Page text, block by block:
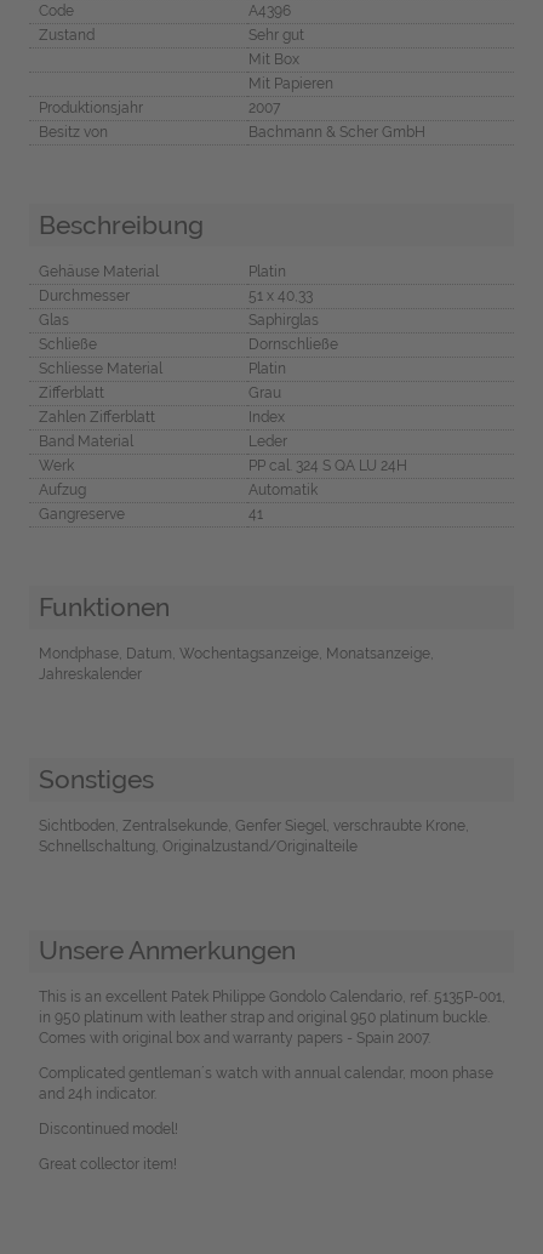
Code
A4396
Zustand
Sehr gut
Mit Box
Mit Papieren
Produktionsjahr
2007
Besitz von
Bachmann & Scher GmbH
Beschreibung
Gehäuse Material
Platin
Durchmesser
51 x 40,33
Glas
Saphirglas
Schließe
Dornschließe
Schliesse Material
Platin
Zifferblatt
Grau
Zahlen Zifferblatt
Index
Band Material
Leder
Werk
PP cal. 324 S QA LU 24H
Aufzug
Automatik
Gangreserve
41
Funktionen
Mondphase, Datum, Wochentagsanzeige, Monatsanzeige,
Jahreskalender
Sonstiges
Sichtboden, Zentralsekunde, Genfer Siegel, verschraubte Krone,
Schnellschaltung, Originalzustand/Originalteile
Unsere Anmerkungen
This is an excellent Patek Philippe Gondolo Calendario, ref. 5135P-001,
in 950 platinum with leather strap and original 950 platinum buckle.
Comes with original box and warranty papers - Spain 2007.
Complicated gentleman´s watch with annual calendar, moon phase
and 24h indicator.
Discontinued model!
Great collector item!